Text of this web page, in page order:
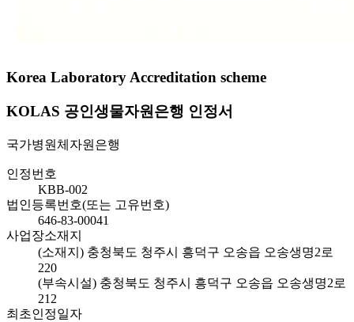
Korea Laboratory Accreditation scheme
KOLAS 공인생물자원은행 인정서
국가병원체자원은행
인정번호
KBB-002
법인등록번호(또는 고유번호)
646-83-00041
사업장소재지
(소재지) 충청북도 청주시 흥덕구 오송읍 오송생명2로
220
(부속시설) 충청북도 청주시 흥덕구 오송읍 오송생명2로
212
최초인정일자